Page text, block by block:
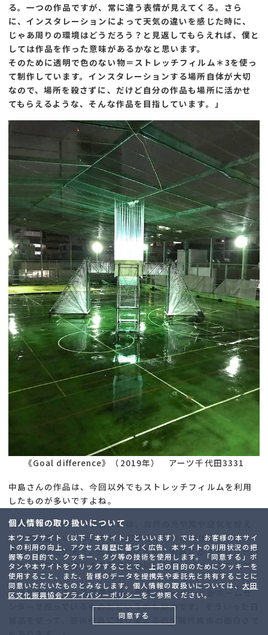
個人情報の取り扱いについて
本ウェブサイト（以下「本サイト」といいます）では、お客様の本サイ
トの利用の向上、アクセス履歴に基づく広告、本サイトの利用状況の把
握等の目的で、クッキー、タグ等の技術を使用します。「同意する」ボ
タンや本サイトをクリックすることで、上記の目的のためにクッキーを
使用すること、また、皆様のデータを提携先や委託先と共有することに
同意いただいたものとみなします。個人情報の取扱いについては、大田
区文化振興協会プライバシーポリシーをご参照ください。
同意する
る。一つの作品ですが、常に違う表情が見えてくる。さら
に、インスタレーションによって天気の違いを感じた時に、
じゃあ周りの環境はどうだろう？と見返してもらえれば、僕と
しては作品を作った意味があるかなと思います。
そのために透明で色のない物＝ストレッチフィルム＊3を使っ
て制作しています。インスタレーションする場所自体が大切
なので、場所を殺さずに、だけど自分の作品も場所に活かせ
てもらえるような、そんな作品を目指しています。」
《Goal difference》（2019年） アーツ千代田3331
中島さんの作品は、今回以外でもストレッチフィルムを利用
したものが多いですよね。
「僕のインスタレーションには、自然の光や風や空気を捉え
られる装置というか、それを可視化したいという思いがあり
ます。雨風に丈夫で、光を複雑に反射・透過するストレッチフ
ィルムが自分の考えを表現するのにいい素材だということで
す。
大量生産されている工業製品、普通にスーパーとかホームセ
ンターで売っているものだというのも魅力です。そういった日
常品を使って、芸術作品に作り変えるのが現代美術の面白さで